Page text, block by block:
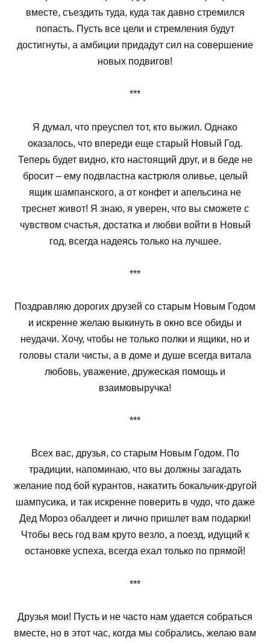
вместе, съездить туда, куда так давно стремился
попасть. Пусть все цели и стремления будут
достигнуты, а амбиции придадут сил на совершение
новых подвигов!
***
Я думал, что преуспел тот, кто выжил. Однако
оказалось, что впереди еще старый Новый Год.
Теперь будет видно, кто настоящий друг, и в беде не
бросит – ему подвластна кастрюля оливье, целый
ящик шампанского, а от конфет и апельсина не
треснет живот! Я знаю, я уверен, что вы сможете с
чувством счастья, достатка и любви войти в Новый
год, всегда надеясь только на лучшее.
***
Поздравляю дорогих друзей со старым Новым Годом
и искренне желаю выкинуть в окно все обиды и
неудачи. Хочу, чтобы не только полки и ящики, но и
головы стали чисты, а в доме и душе всегда витала
любовь, уважение, дружеская помощь и
взаимовыручка!
***
Всех вас, друзья, со старым Новым Годом. По
традиции, напоминаю, что вы должны загадать
желание под бой курантов, накатить бокальчик-другой
шампусика, и так искренне поверить в чудо, что даже
Дед Мороз обалдеет и лично пришлет вам подарки!
Чтобы весь год вам круто везло, а поезд, идущий к
остановке успеха, всегда ехал только по прямой!
***
Друзья мои! Пусть и не часто нам удается собраться
вместе, но в этот час, когда мы собрались, желаю вам